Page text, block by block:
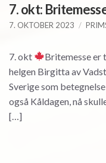
7. okt:
7. OKTOBER 2023
7. okt
Britemesse er
helgen Birgitta av
Sverige som
også Kåldagen, nå
[…]